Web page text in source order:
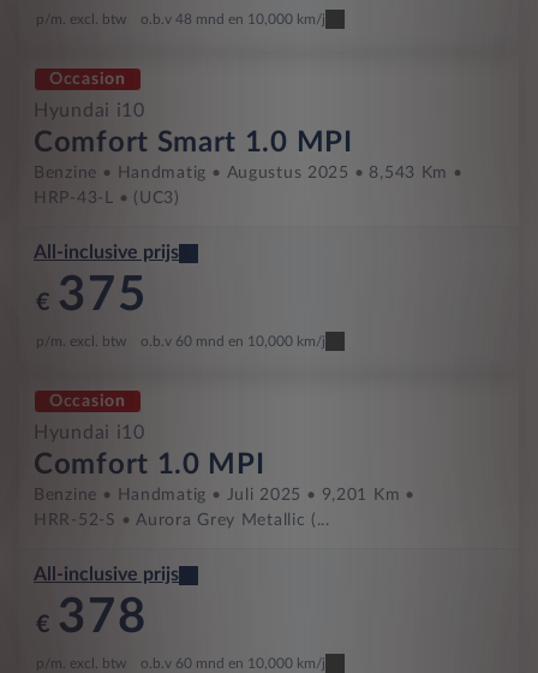
p/m. excl. btw o.b.v 48 mnd en 10,000 km/j
Occasion
Hyundai i10
Comfort Smart 1.0 MPI
Benzine Handmatig Augustus 2025
8,543 Km
HRP-43-L
(UC3)
All-inclusive prijs
€ 375
p/m. excl. btw o.b.v 60 mnd en 10,000 km/j
Occasion
Hyundai i10
Comfort 1.0 MPI
Benzine Handmatig Juli 2025
9,201 Km
HRR-52-S
Aurora Grey Metallic (...
All-inclusive prijs
€ 378
p/m. excl. btw o.b.v 60 mnd en 10,000 km/j